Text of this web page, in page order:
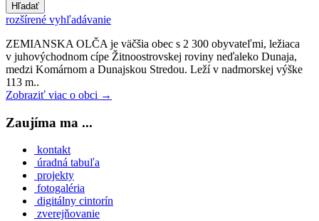
Hľadať
rozšírené vyhľadávanie
ZEMIANSKA OLČA je väčšia obec s 2 300 obyvateľmi, ležiaca
v juhovýchodnom cípe Žitnoostrovskej roviny neďaleko Dunaja,
medzi Komárnom a Dunajskou Stredou. Leží v nadmorskej výške
113 m..
Zobraziť viac o obci →
Zaujíma ma ...
kontakt
úradná tabuľa
projekty
fotogaléria
digitálny cintorín
zverejňovanie